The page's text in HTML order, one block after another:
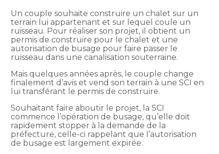
Un couple souhaite construire un chalet sur un
terrain lui appartenant et sur lequel coule un
ruisseau. Pour réaliser son projet, il obtient un
permis de construire pour le chalet et une
autorisation de busage pour faire passer le
ruisseau dans une canalisation souterraine.
Mais quelques années après, le couple change
finalement d’avis et vend son terrain à une SCI en
lui transférant le permis de construire.
Souhaitant faire aboutir le projet, la SCI
commence l’opération de busage, qu’elle doit
rapidement stopper à la demande de la
préfecture, celle-ci rappelant que l’autorisation
de busage est largement expirée.